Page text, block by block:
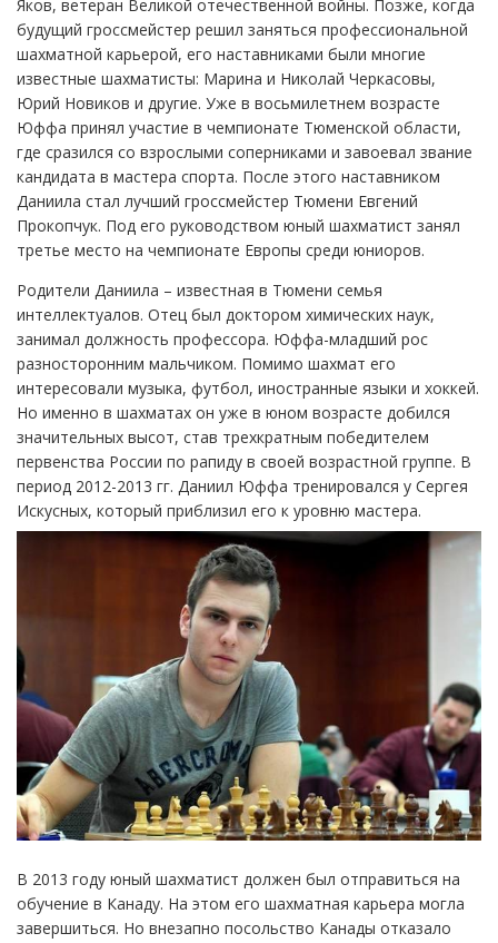
Яков, ветеран Великой отечественной войны. Позже, когда
будущий гроссмейстер решил заняться профессиональной
шахматной карьерой, его наставниками были многие
известные шахматисты: Марина и Николай Черкасовы,
Юрий Новиков и другие. Уже в восьмилетнем возрасте
Юффа принял участие в чемпионате Тюменской области,
где сразился со взрослыми соперниками и завоевал звание
кандидата в мастера спорта. После этого наставником
Даниила стал лучший гроссмейстер Тюмени Евгений
Прокопчук. Под его руководством юный шахматист занял
третье место на чемпионате Европы среди юниоров.
Родители Даниила – известная в Тюмени семья
интеллектуалов. Отец был доктором химических наук,
занимал должность профессора. Юффа-младший рос
разносторонним мальчиком. Помимо шахмат его
интересовали музыка, футбол, иностранные языки и хоккей.
Но именно в шахматах он уже в юном возрасте добился
значительных высот, став трехкратным победителем
первенства России по рапиду в своей возрастной группе. В
период 2012-2013 гг. Даниил Юффа тренировался у Сергея
Искусных, который приблизил его к уровню мастера.
В 2013 году юный шахматист должен был отправиться на
обучение в Канаду. На этом его шахматная карьера могла
завершиться. Но внезапно посольство Канады отказало